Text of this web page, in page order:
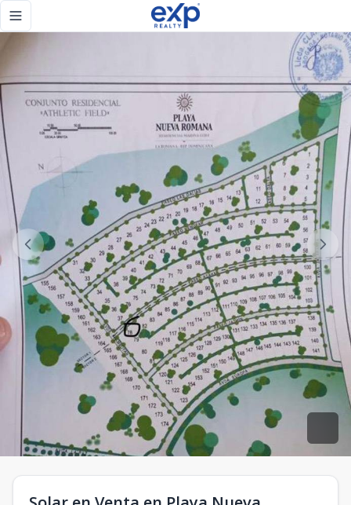
Toggle navigation menu
Solar en Venta en Playa Nueva Romana – Gran